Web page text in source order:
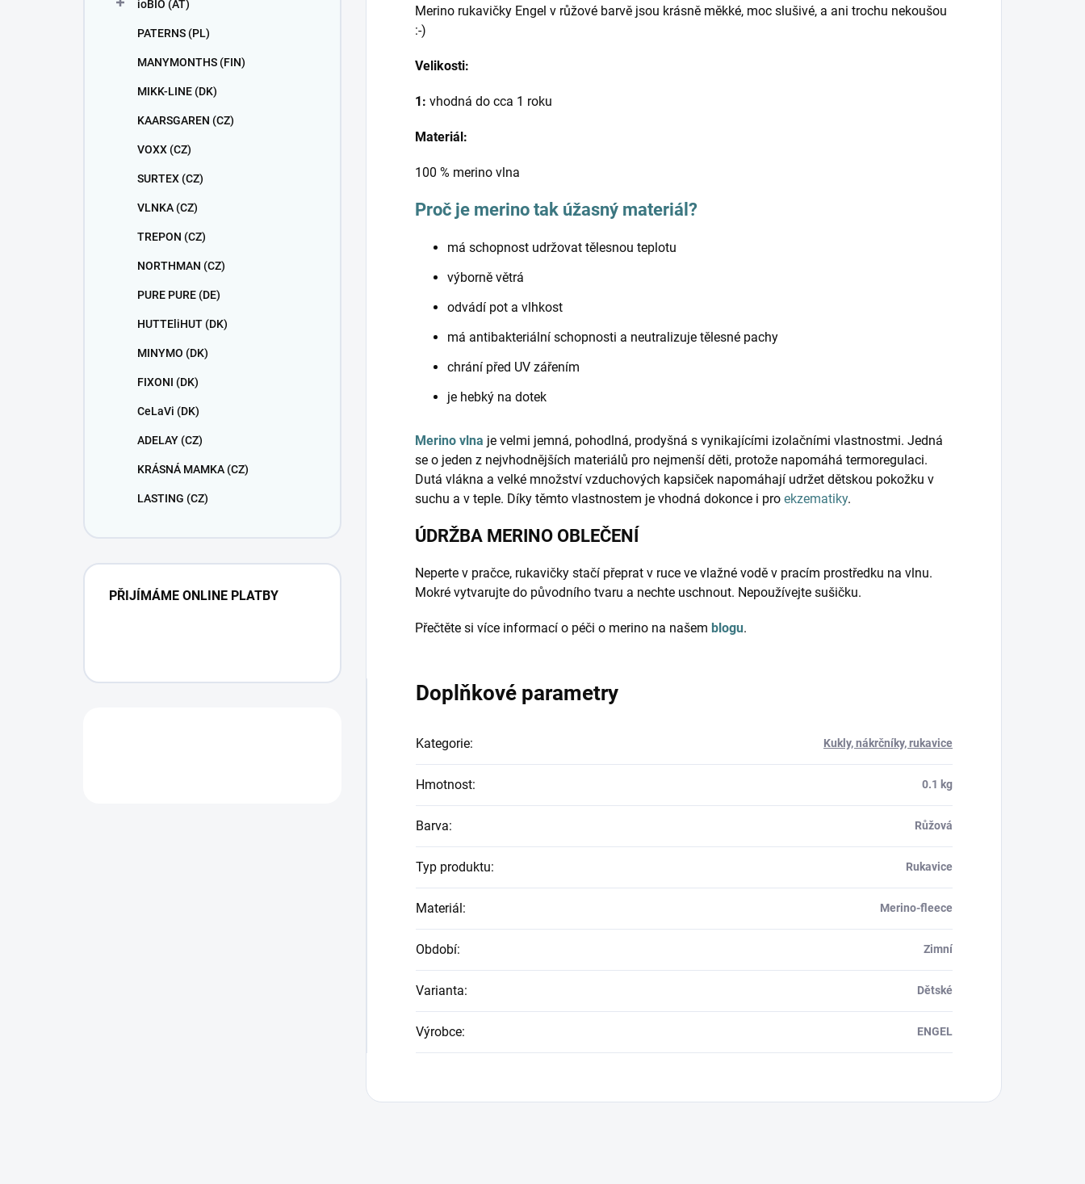
ioBIO (AT)
PATERNS (PL)
MANYMONTHS (FIN)
MIKK-LINE (DK)
KAARSGAREN (CZ)
VOXX (CZ)
SURTEX (CZ)
VLNKA (CZ)
TREPON (CZ)
NORTHMAN (CZ)
PURE PURE (DE)
HUTTEliHUT (DK)
MINYMO (DK)
FIXONI (DK)
CeLaVi (DK)
ADELAY (CZ)
KRÁSNÁ MAMKA (CZ)
LASTING (CZ)
PŘIJÍMÁME ONLINE PLATBY
Merino rukavičky Engel v růžové barvě jsou krásně měkké, moc slušivé, a ani trochu nekoušou
:-)
Velikosti:
1: vhodná do cca 1 roku
Materiál:
100 % merino vlna
Proč je merino tak úžasný materiál?
má schopnost udržovat tělesnou teplotu
výborně větrá
odvádí pot a vlhkost
má antibakteriální schopnosti a neutralizuje tělesné pachy
chrání před UV zářením
je hebký na dotek
Merino vlna je velmi jemná, pohodlná, prodyšná s vynikajícími izolačními vlastnostmi. Jedná
se o jeden z nejvhodnějších materiálů pro nejmenší děti, protože napomáhá termoregulaci.
Dutá vlákna a velké množství vzduchových kapsiček napomáhají udržet dětskou pokožku v
suchu a v teple. Díky těmto vlastnostem je vhodná dokonce i pro ekzematiky.
ÚDRŽBA MERINO OBLEČENÍ
Neperte v pračce, rukavičky stačí přeprat v ruce ve vlažné vodě v pracím prostředku na vlnu.
Mokré vytvarujte do původního tvaru a nechte uschnout. Nepoužívejte sušičku.
Přečtěte si více informací o péči o merino na našem blogu.
Doplňkové parametry
Kategorie: Kukly, nákrčníky, rukavice
Hmotnost: 0.1 kg
Barva: Růžová
Typ produktu: Rukavice
Materiál: Merino-fleece
Období: Zimní
Varianta: Dětské
Výrobce: ENGEL